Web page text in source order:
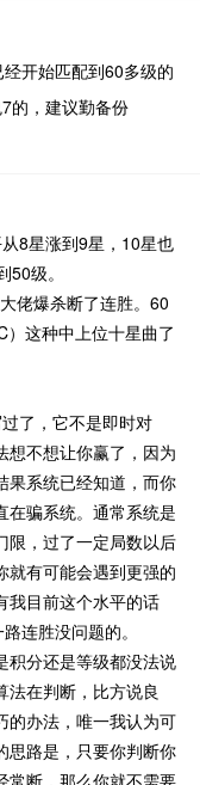
开始匹配到60多级的
的，建议勤备份
8星涨到9星，10星也
级。
佬爆杀断了连胜。60
这种中上位十星曲了
了，它不是即时对
想不想让你赢了，因为
果系统已经知道，而你
在骗系统。通常系统是
限，过了一定局数以后
就有可能会遇到更强的
我目前这个水平的话
连胜没问题的。
积分还是等级都没法说
法在判断，比方说良
的办法，唯一我认为可
思路是，只要你判断你
常断，那么你就不需要